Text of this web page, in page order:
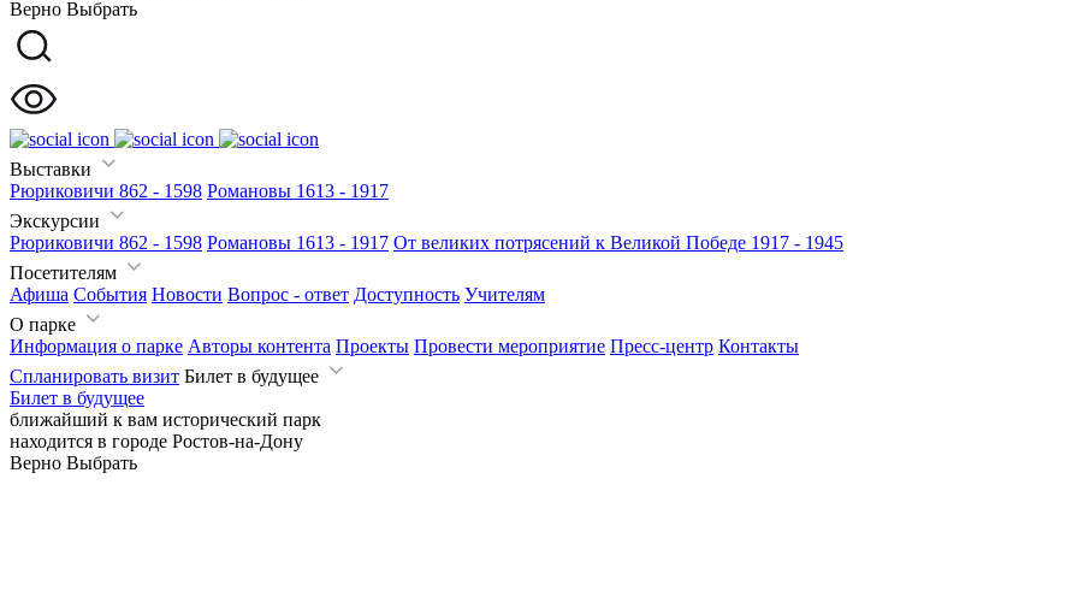
Верно Выбрать
Выставки
Рюриковичи 862 - 1598 Романовы 1613 - 1917
Экскурсии
Рюриковичи 862 - 1598 Романовы 1613 - 1917 От великих потрясений к Великой Победе 1917 - 1945
Посетителям
Афиша События Новости Вопрос - ответ Доступность Учителям
О парке
Информация о парке Авторы контента Проекты Провести мероприятие Пресс-центр Контакты
Спланировать визит Билет в будущее
Билет в будущее
ближайший к вам исторический парк
находится в городе Ростов-на-Дону
Верно Выбрать